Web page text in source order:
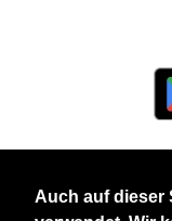
Auch auf dieser